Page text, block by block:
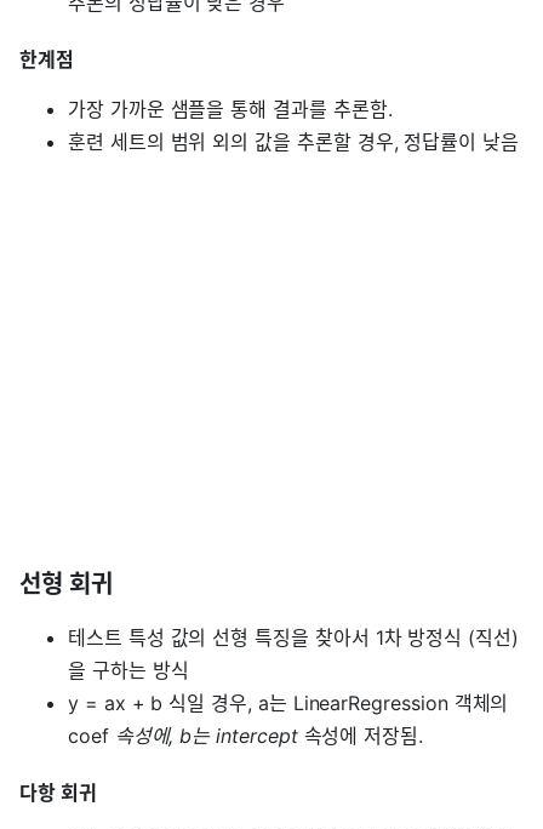
한계점
가장 가까운 샘플을 통해 결과를 추론함.
훈련 세트의 범위 외의 값을 추론할 경우, 정답률이 낮음
선형 회귀
테스트 특성 값의 선형 특징을 찾아서 1차 방정식 (직선)
을 구하는 방식
y = ax + b 식일 경우, a는 LinearRegression 객체의
coef속성에, b는 intercept속성에 저장됨.
다항 회귀